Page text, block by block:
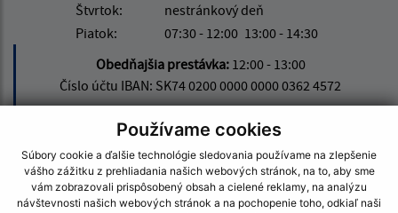
Používame cookies
Súbory cookie a ďalšie technológie sledovania používame na zlepšenie
vášho zážitku z prehliadania našich webových stránok, na to, aby sme
vám zobrazovali prispôsobený obsah a cielené reklamy, na analýzu
návštevnosti našich webových stránok a na pochopenie toho, odkiaľ naši
Štvrtok:
nestránkový deň
Piatok:
07:30 - 12:00 13:00 - 14:30
Obedňajšia prestávka: 12:00 - 13:00
Číslo účtu IBAN: SK74 0200 0000 0000 0362 4572
Kontakt:
Obecný úrad Kapušany